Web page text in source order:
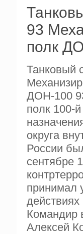
93
полк
Танковый
ДОН-100
полк 100-
округа
России
сентябре
принимал
Командир
Алексей